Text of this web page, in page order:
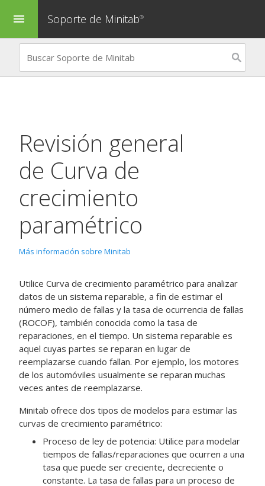
menu Soporte de Minitab®
Revisión general
de Curva de
crecimiento
paramétrico
Más información sobre Minitab
Utilice Curva de crecimiento paramétrico para analizar
datos de un sistema reparable, a fin de estimar el
número medio de fallas y la tasa de ocurrencia de fallas
(ROCOF), también conocida como la tasa de
reparaciones, en el tiempo. Un sistema reparable es
aquel cuyas partes se reparan en lugar de
reemplazarse cuando fallan. Por ejemplo, los motores
de los automóviles usualmente se reparan muchas
veces antes de reemplazarse.
Minitab ofrece dos tipos de modelos para estimar las
curvas de crecimiento paramétrico:
Proceso de ley de potencia: Utilice para modelar
tiempos de fallas/reparaciones que ocurren a una
tasa que puede ser creciente, decreciente o
constante. La tasa de fallas para un proceso de